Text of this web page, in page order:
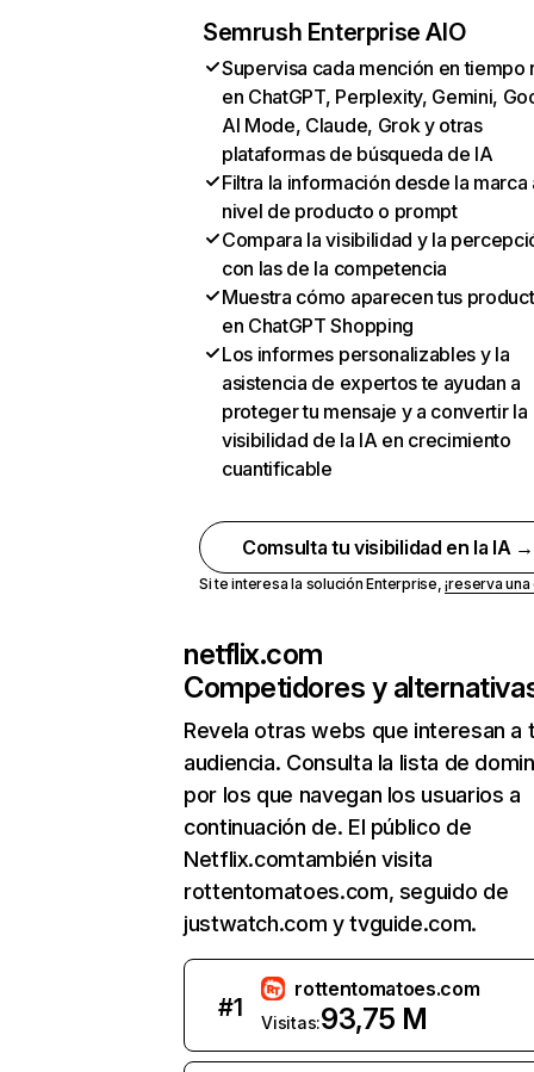
Semrush Enterprise AIO
Supervisa cada mención en tiempo
en ChatGPT, Perplexity, Gemini,
AI Mode, Claude, Grok y otras
plataformas de búsqueda de IA
Filtra la información desde la marca
nivel de producto o prompt
Compara la visibilidad y la
con las de la competencia
Muestra cómo aparecen tus
en ChatGPT Shopping
Los informes personalizables y la
asistencia de expertos te ayudan a
proteger tu mensaje y a convertir la
visibilidad de la IA en crecimiento
cuantificable
Comsulta tu visibilidad en la IA →
Si te interesa la solución Enterprise,¡reserva
netflix.com
Competidores y
Revela otras webs que interesan a
audiencia. Consulta la lista de
por los que navegan los usuarios a
continuación de. El público de
Netflix.comtambién visita
rottentomatoes.com, seguido de
justwatch.com y tvguide.com.
#1
rottentomatoes.com
Visitas:93,75 M